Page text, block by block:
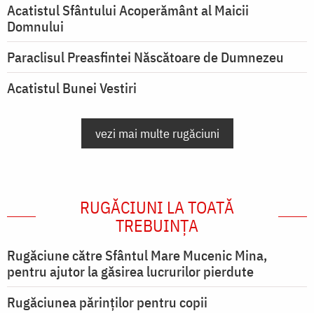
Acatistul Sfântului Acoperământ al Maicii
Domnului
Paraclisul Preasfintei Născătoare de Dumnezeu
Acatistul Bunei Vestiri
vezi mai multe rugăciuni
RUGĂCIUNI LA TOATĂ
TREBUINȚA
Rugăciune către Sfântul Mare Mucenic Mina,
pentru ajutor la găsirea lucrurilor pierdute
Rugăciunea părinților pentru copii